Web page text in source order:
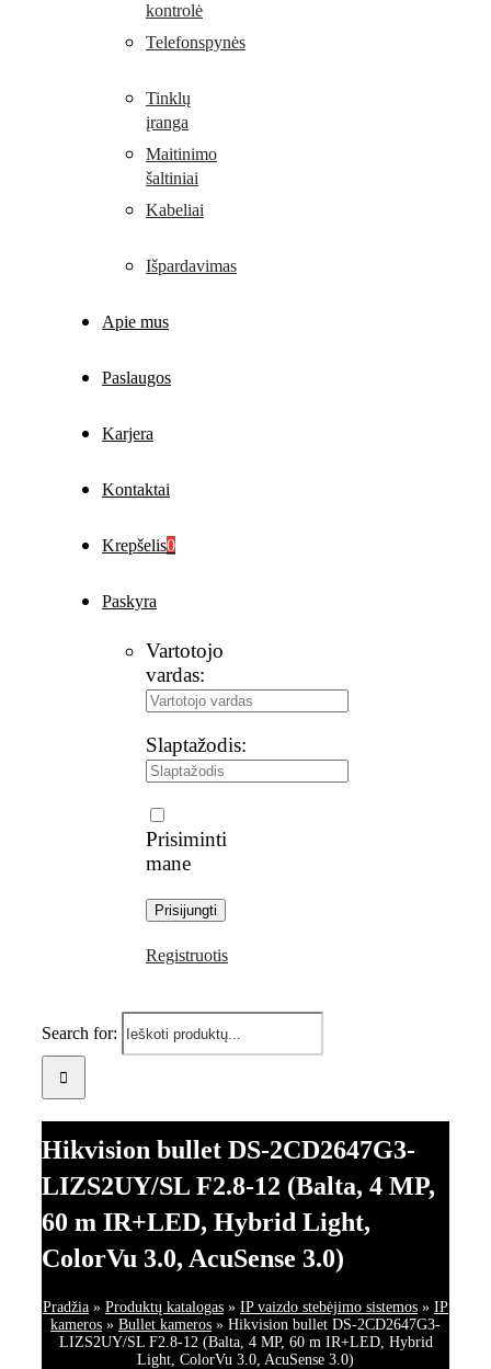
kontrolė
Telefonspynės
Tinklų
įranga
Maitinimo
šaltiniai
Kabeliai
Išpardavimas
Apie mus
Paslaugos
Karjera
Kontaktai
Krepšelis0
Paskyra
Vartotojo
vardas:
Slaptažodis:
Prisiminti
mane
Registruotis
Search for:
Hikvision bullet DS-2CD2647G3-
LIZS2UY/SL F2.8-12 (Balta, 4 MP,
60 m IR+LED, Hybrid Light,
ColorVu 3.0, AcuSense 3.0)
Pradžia » Produktų katalogas » IP vaizdo stebėjimo sistemos » IP
kameros » Bullet kameros » Hikvision bullet DS-2CD2647G3-
LIZS2UY/SL F2.8-12 (Balta, 4 MP, 60 m IR+LED, Hybrid
Light, ColorVu 3.0, AcuSense 3.0)